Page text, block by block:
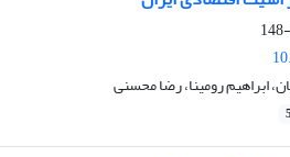
ابراهیم رومینا، رضا محسنی